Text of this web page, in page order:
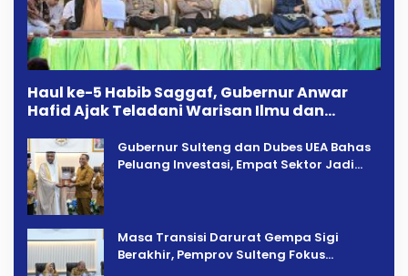
Haul ke-5 Habib Saggaf, Gubernur Anwar
Hafid Ajak Teladani Warisan Ilmu dan
Gubernur Sulteng dan Dubes UEA Bahas
Peluang Investasi, Empat Sektor Jadi
Masa Transisi Darurat Gempa Sigi
Berakhir, Pemprov Sulteng Fokus